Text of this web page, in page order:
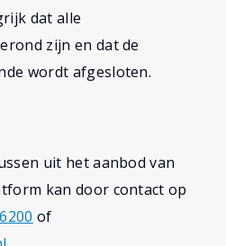
dat alle
zijn en dat de
wordt afgesloten.
uit het aanbod van
kan door contact op
of